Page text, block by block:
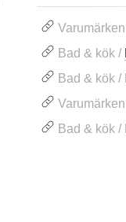
Bad & kök /
Bad & kök
Bad & kök